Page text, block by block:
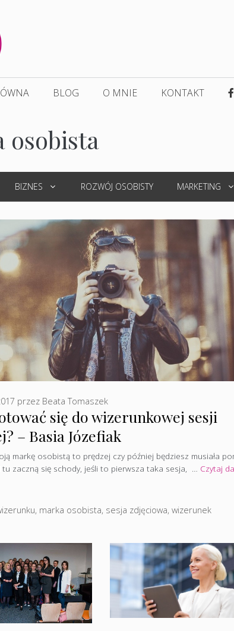
BLOG O MNIE KONTAKT
osobista
BIZNES ROZWÓJ OSOBISTY MARKETING
się do wizerunkowej sesji
– Basia Józefiak
przez Beata Tomaszek
markę osobistą to prędzej czy później będziesz musiała
tu zaczną się schody, jeśli to pierwsza taka sesja, … Czytaj
, marka osobista, sesja zdjęciowa,wizerunek